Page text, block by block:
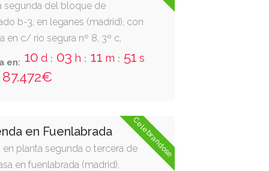
segunda del bloque de
b-3, en leganes (madrid), con
en c/ río segura nº 8, 3º c,
: 50s
Celebrandose
en Fuenlabrada
planta segunda o tercera de
en fuenlabrada (madrid),